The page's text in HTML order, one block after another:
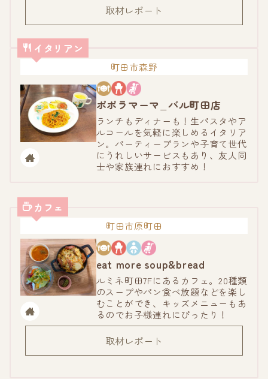
取材レポート
イタリアン
町田市森野
ポポラマーマ_バル町田店
ランチもディナーも！生パスタやア
ルコールを気軽に楽しめるイタリア
ン。パーティープランや子育て世代
にうれしいサービスもあり、友人同
士や家族連れにおすすめ！
カフェ
町田市原町田
eat more soup&bread
ルミネ町田7Fにあるカフェ。20種類
のスープやパン食べ放題などを楽し
むことができ、キッズメニューもあ
るのでお子様連れにぴったり！
取材レポート